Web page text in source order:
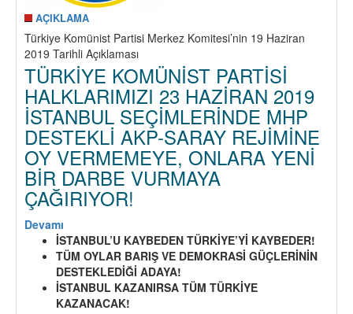
AÇIKLAMA
Türkiye Komünist Partisi Merkez Komitesi’nin 19 Haziran
2019 Tarihli Açıklaması
TÜRKİYE KOMÜNİST PARTİSİ
HALKLARIMIZI 23 HAZİRAN 2019
İSTANBUL SEÇİMLERİNDE MHP
DESTEKLİ AKP-SARAY REJİMİNE
OY VERMEMEYE, ONLARA YENİ
BİR DARBE VURMAYA
ÇAĞIRIYOR!
Devamı
TÜRKİYE
KOMÜNİST
PARTİSİ
HALKLARIMIZI
23
İSTANBUL’U KAYBEDEN TÜRKİYE’Yİ KAYBEDER!
TÜM OYLAR BARIŞ VE DEMOKRASİ GÜÇLERİNİN
DESTEKLEDİĞİ ADAYA!
İSTANBUL KAZANIRSA TÜM TÜRKİYE
KAZANACAK!